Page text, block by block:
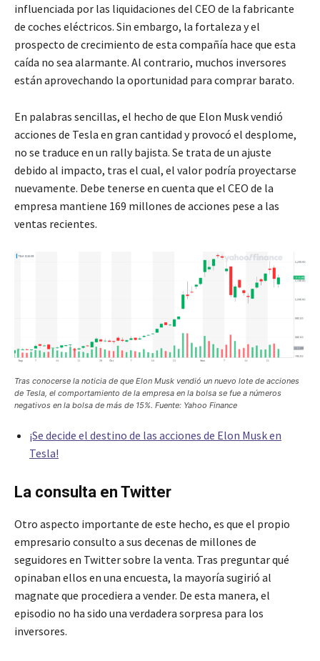
influenciada por las liquidaciones del CEO de la fabricante
de coches eléctricos. Sin embargo, la fortaleza y el
prospecto de crecimiento de esta compañía hace que esta
caída no sea alarmante. Al contrario, muchos inversores
están aprovechando la oportunidad para comprar barato.
En palabras sencillas, el hecho de que Elon Musk vendió
acciones de Tesla en gran cantidad y provocó el desplome,
no se traduce en un rally bajista. Se trata de un ajuste
debido al impacto, tras el cual, el valor podría proyectarse
nuevamente. Debe tenerse en cuenta que el CEO de la
empresa mantiene 169 millones de acciones pese a las
ventas recientes.
Tras conocerse la noticia de que Elon Musk vendió un nuevo lote de acciones
de Tesla, el comportamiento de la empresa en la bolsa se fue a números
negativos en la bolsa de más de 15%. Fuente: Yahoo Finance
¡Se decide el destino de las acciones de Elon Musk en
Tesla!
La consulta en Twitter
Otro aspecto importante de este hecho, es que el propio
empresario consulto a sus decenas de millones de
seguidores en Twitter sobre la venta. Tras preguntar qué
opinaban ellos en una encuesta, la mayoría sugirió al
magnate que procediera a vender. De esta manera, el
episodio no ha sido una verdadera sorpresa para los
inversores.